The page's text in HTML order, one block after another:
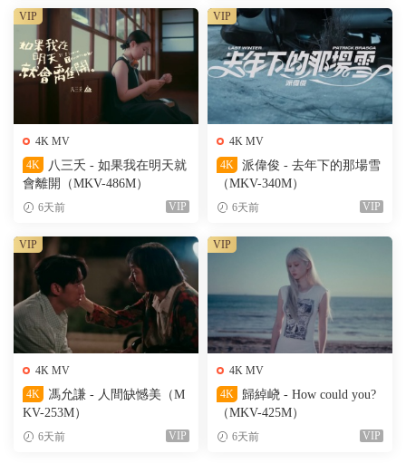
4K MV
4K
八三夭 - 如果我在明天就
會離開（MKV-486M）
6天前 VIP
VIP
4K MV
4K
派偉俊 - 去年下的那場雪
（MKV-340M）
6天前 VIP
VIP
4K MV
4K
馮允謙 - 人間缺憾美（M
KV-253M）
6天前 VIP
VIP
4K MV
4K
歸綽峣 - How could you?
（MKV-425M）
6天前 VIP
VIP